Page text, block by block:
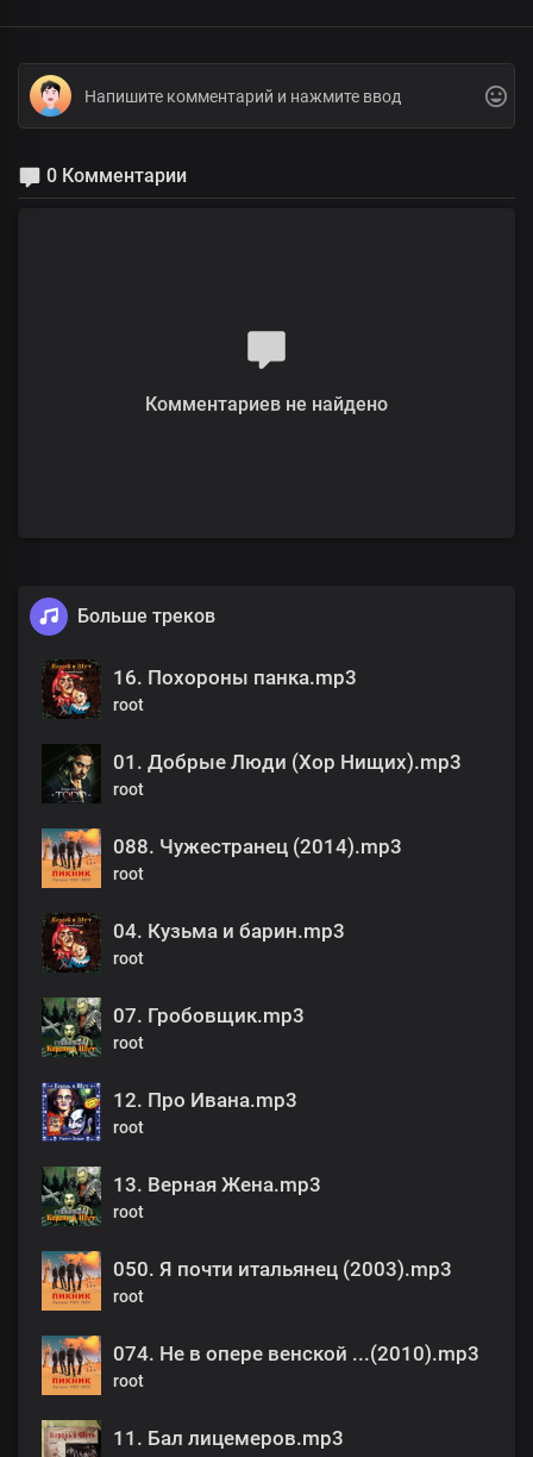
0 Комментарии
Комментариев не найдено
Больше треков
16. Похороны панка.mp3
root
01. Добрые Люди (Хор Нищих).mp3
root
088. Чужестранец (2014).mp3
root
04. Кузьма и барин.mp3
root
07. Гробовщик.mp3
root
12. Про Ивана.mp3
root
13. Верная Жена.mp3
root
050. Я почти итальянец (2003).mp3
root
074. Не в опере венской ...(2010).mp3
root
11. Бал лицемеров.mp3